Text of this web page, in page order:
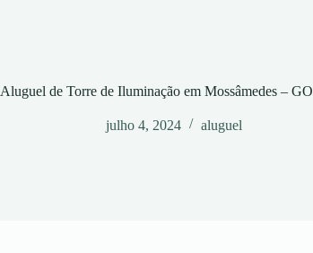
Aluguel de Torre de Iluminação em Mossâmedes – GO
julho 4, 2024 aluguel